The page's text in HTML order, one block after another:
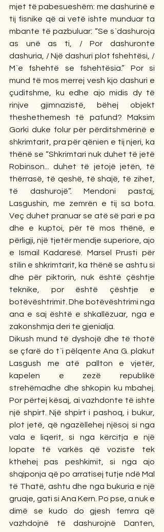
mjet të pabesueshëm: me dashurinë e
tij fisnike që ai vetë ishte munduar ta
mbante të pazbuluar: “Se s`dashuroja
as unë as ti, / Por dashuronte
dashuria, / Një dashuri plot fshehtësi, /
M`e fshehtë se fshehtësia.” Por si
mund të mos merrej vesh kjo dashuri e
çuditshme, ku edhe ajo midis dy të
rinjve gjimnazistë, bëhej objekt
theshethemesh të pafund? Maksim
Gorki duke folur për përditshmërinë e
shkrimtarit, pra për qënien e tij njeri, ka
thënë se “Shkrimtari nuk duhet të jetë
Robinson... duhet të jetojë jetën, të
thërrasë, të qeshë, të shajë, të zihet,
të dashurojë”. Mendoni pastaj,
Lasgushin, me zemrën e tij sa bota.
Veç duhet pranuar se atë së pari e pa
dhe e kuptoi, për të mos thënë, e
përligji, një tjetër mendje superiore, ajo
e Ismail Kadaresë. Marsel Prusti për
stilin e shkrimtarit, ka thënë se ashtu si
dhe për piktorin, nuk është çështje
teknike, por është çështje e
botëvështrimit. Dhe botëvështrimi nga
ana e saj është e shkallëzuar, nga e
zakonshmja deri te gjenialja.
Dikush mund të dyshojë dhe të thotë
se çfarë do t`i pëlqente Ana G. plakut
Lasgush me atë pallton e vjetër,
kapelen e zezë republikë
strehëmadhe dhe shkopin ku mbahej.
Por përtej kësaj, ai vazhdonte të ishte
një shpirt. Një shpirt i pashoq, i bukur,
plot jetë, që ngazëllehej njësoj si nga
vala e liqerit, si nga kërcitja e një
lopate të varkës që voziste tek
kthehej pas peshkimit, si nga ajo
shqiponja që po arratisej tutje ndë Mal
të Thatë, ashtu dhe nga bukuria e një
gruaje, gati si Ana Kern. Po pse, a nuk e
dimë se kudo do gjesh femra që
vazhdojnë të dashurojnë Danten,